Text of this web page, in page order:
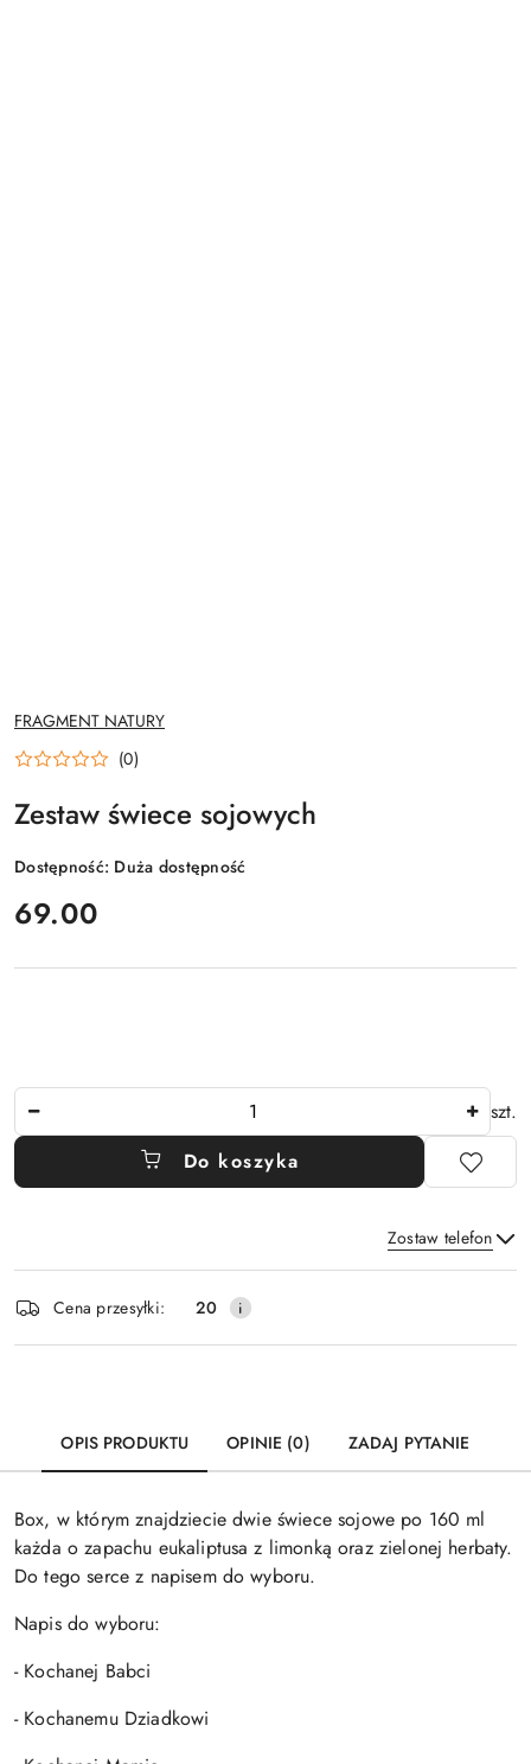
NAZWA
PRODUCENTA:
FRAGMENT NATURY
(0)
Zestaw świece sojowych
Dostępność: Duża dostępność
cena:
69.00
szt.
Do koszyka
Zostaw telefon
Wyślij
i
dostawa
Cena przesyłki: 20
OPIS PRODUKTU OPINIE (0) ZADAJ PYTANIE
Box, w którym znajdziecie dwie świece sojowe po 160 ml
każda o zapachu eukaliptusa z limonką oraz zielonej herbaty.
Do tego serce z napisem do wyboru.
Napis do wyboru:
- Kochanej Babci
- Kochanemu Dziadkowi